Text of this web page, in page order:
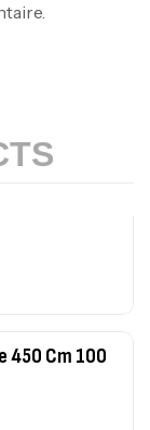
450 Cm 100